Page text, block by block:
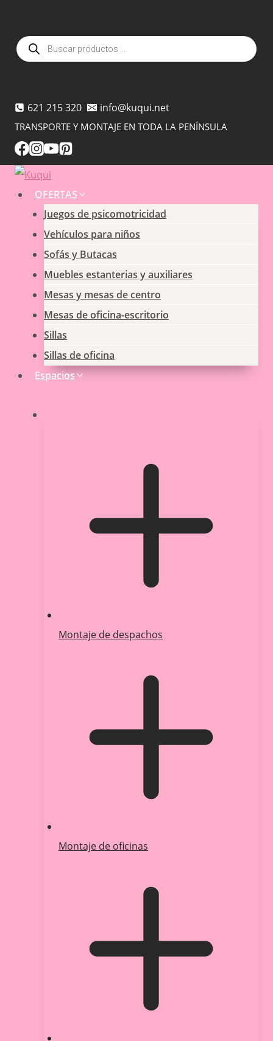
contenido
Búsqueda
de
productos
621 215 320 info@kuqui.net
TRANSPORTE Y MONTAJE EN TODA LA PENÍNSULA
OFERTAS
Juegos de psicomotricidad
Vehículos para niños
Sofás y Butacas
Muebles estanterias y auxiliares
Mesas y mesas de centro
Mesas de oficina-escritorio
Sillas
Sillas de oficina
Espacios
Montaje de despachos
Montaje de oficinas